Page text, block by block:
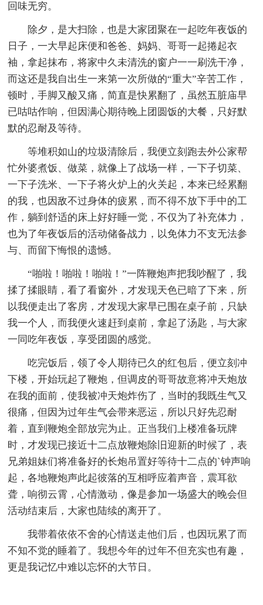
回味无穷。
除夕，是大扫除，也是大家团聚在一起吃年夜饭的
日子，一大早起床便和爸爸、妈妈、哥哥一起捲起衣
袖，拿起抹布，将家中久未清洗的窗户一一刷洗干净，
而这还是我自出生一来第一次所做的“重大”辛苦工作，
顿时，手脚又酸又痛，简直是快累翻了，虽然五脏庙早
已咕咕作响，但因满心期待晚上团圆饭的大餐，只好默
默的忍耐及等待。
等堆积如山的垃圾清除后，我便立刻跑去外公家帮
忙外婆煮饭、做菜，就像上了战场一样，一下子切菜、
一下子洗米、一下子将火炉上的火关起，本来已经累翻
的我，也因敌不过身体的疲累，而不得不放下手中的工
作，躺到舒适的床上好好睡一觉，不仅为了补充体力，
也为了年夜饭后的活动储备战力，以免体力不支无法参
与、而留下悔恨的遗憾。
“啪啦！啪啦！啪啦！”一阵鞭炮声把我吵醒了，我
揉了揉眼睛，看了看窗外，才发现天色已暗了下来，所
以我便走出了客房，才发现大家早已围在桌子前，只缺
我一个人，而我便火速赶到桌前，拿起了汤匙，与大家
一同吃年夜饭，享受团圆的感觉。
吃完饭后，领了令人期待已久的红包后，便立刻冲
下楼，开始玩起了鞭炮，但调皮的哥哥故意将冲天炮放
在我的面前，使我被冲天炮炸伤了，当时的我既生气又
很痛，但因为过年生气会带来恶运，所以只好先忍耐
着，直到鞭炮全部放完为止。正当我们上楼准备玩牌
时，才发现已接近十二点放鞭炮除旧迎新的时候了，表
兄弟姐妹们将准备好的长炮吊置好等待十二点的`钟声响
起，各地鞭炮声此起彼落的互相呼应着声音，震耳欲
聋，响彻云霄，心情激动，像是参加一场盛大的晚会但
活动结束后，大家也陆续的离开了。
我带着依依不舍的心情送走他们后，也因玩累了而
不知不觉的睡着了。我想今年的过年不但充实也有趣，
更是我记忆中难以忘怀的大节日。